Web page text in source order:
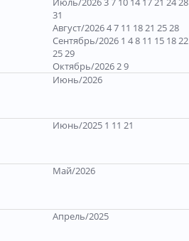
31
Август/2026 4 7 11 18 21 25 28
Сентябрь/2026 1 4 8 11 15 18 22
25 29
Октябрь/2026 2 9
Июнь/2026
Июнь/2025 1 11 21
Май/2026
Апрель/2025